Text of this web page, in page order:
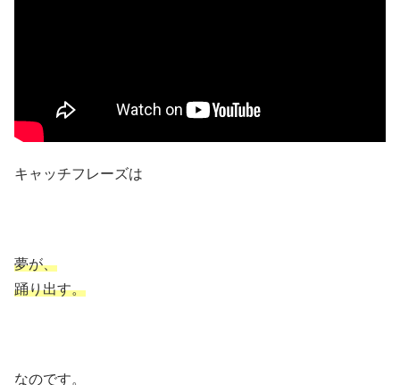
キャッチフレーズは
夢が、
踊り出す。
なのです。